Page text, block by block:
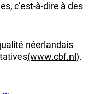
c’est-à-dire à des
néerlandais
(www.cbf.nl ).